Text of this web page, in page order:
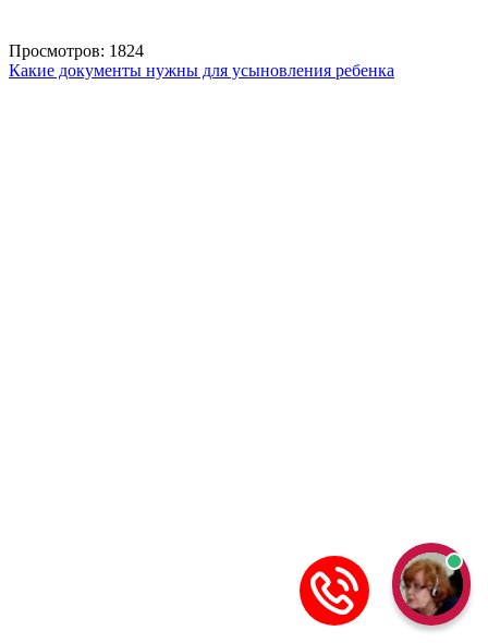
Просмотров: 1824
Какие документы нужны для усыновления ребенка